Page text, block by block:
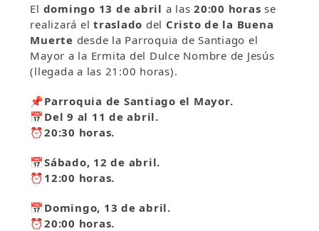
El domingo 13 de abril a las20:00 horas se
realizará eltraslado del Cristo de la Buena
Muerte desde la Parroquia de Santiago el
Mayor a la Ermita del Dulce Nombre de Jesús
(llegada a las 21:00 horas).
📌Parroquia de Santiago el Mayor.
📅Del 9 al 11 de abril.
⏰20:30 horas.
📅Sábado, 12 de abril.
⏰12:00 horas.
📅Domingo, 13 de abril.
⏰20:00 horas.